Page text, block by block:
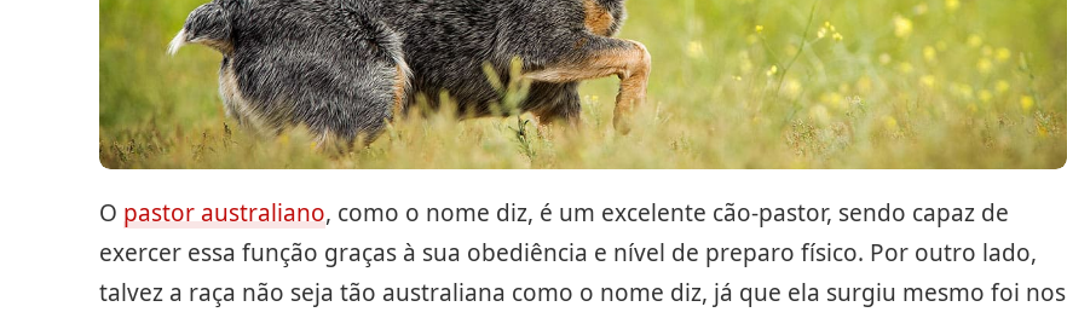
O pastor australiano, como o nome diz, é um excelente cão-pastor, sendo capaz de
exercer essa função graças à sua obediência e nível de preparo físico. Por outro lado,
talvez a raça não seja tão australiana como o nome diz, já que ela surgiu mesmo foi nos